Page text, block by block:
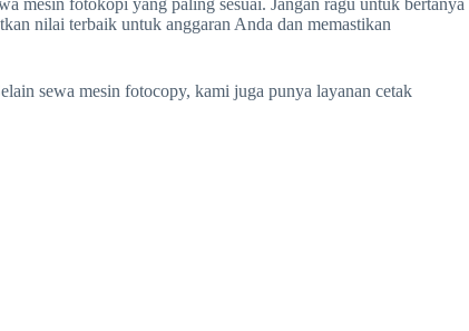
nilai terbaik untuk anggaran Anda dan memastikan
sewa mesin fotocopy, kami juga punya layanan cetak